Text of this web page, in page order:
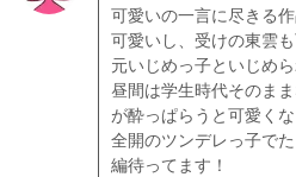
可愛いの一言に尽きる
可愛いし、受けの東雲
元いじめっ子といじめ
昼間は学生時代そのま
が酔っぱらうと可愛く
全開のツンデレっ子で
編待ってます！